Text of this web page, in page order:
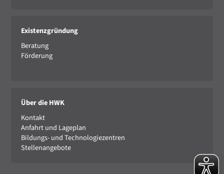
Existenzgründung
Beratung
Förderung
Über die HWK
Kontakt
Anfahrt und Lageplan
Bildungs- und Technologiezentren
Stellenangebote